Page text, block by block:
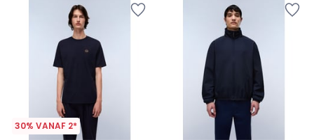
30% VANAF 2*